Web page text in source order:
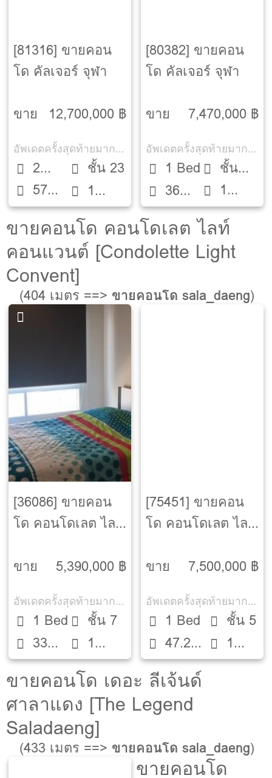
[81316] ขายคอน
โด คัลเจอร์ จุฬา
ขาย 12,700,000 ฿
อัพเดตครั้งสุดท้ายมากกว่า 30 วัน
2
Beds
57
ตรม.
ชั้น 23
1
ห้องน้ำ
[80382] ขายคอน
โด คัลเจอร์ จุฬา
ขาย 7,470,000 ฿
อัพเดตครั้งสุดท้ายมากกว่า 30 วัน
1 Bed
36
ตรม.
ชั้น
12A1
ห้องน้ำ
ขายคอนโด คอนโดเลต ไลท์
คอนแวนต์ [Condolette Light
Convent]
(404 เมตร ==> ขายคอนโด sala_daeng)
[36086] ขายคอน
โด คอนโดเลต ไลท์
[Condolette Light
ขาย 5,390,000 ฿
อัพเดตครั้งสุดท้ายมากกว่า 30 วัน
1 Bed
33
ตรม.
ชั้น 7
1
ห้องน้ำ
[75451] ขายคอน
โด คอนโดเลต ไลท์
[Condolette Light
ขาย 7,500,000 ฿
อัพเดตครั้งสุดท้ายมากกว่า 30 วัน
1 Bed
47.25
ตรม.
ชั้น 5
1
ห้องน้ำ
ขายคอนโด เดอะ ลีเจ้นด์
ศาลาแดง [The Legend
Saladaeng]
(433 เมตร ==> ขายคอนโด sala_daeng)
ขายคอนโด